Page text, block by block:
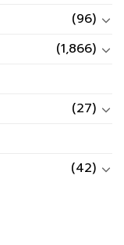
(96)
(1,866)
(27)
(42)